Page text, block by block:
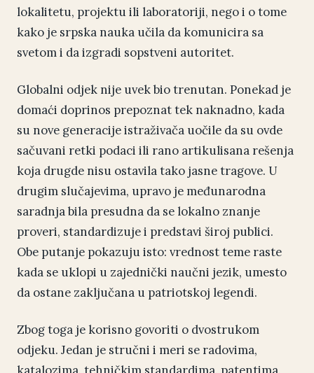
lokalitetu, projektu ili laboratoriji, nego i o tome
kako je srpska nauka učila da komunicira sa
svetom i da izgradi sopstveni autoritet.
Globalni odjek nije uvek bio trenutan. Ponekad je
domaći doprinos prepoznat tek naknadno, kada
su nove generacije istraživača uočile da su ovde
sačuvani retki podaci ili rano artikulisana rešenja
koja drugde nisu ostavila tako jasne tragove. U
drugim slučajevima, upravo je međunarodna
saradnja bila presudna da se lokalno znanje
proveri, standardizuje i predstavi široj publici.
Obe putanje pokazuju isto: vrednost teme raste
kada se uklopi u zajednički naučni jezik, umesto
da ostane zaključana u patriotskoj legendi.
Zbog toga je korisno govoriti o dvostrukom
odjeku. Jedan je stručni i meri se radovima,